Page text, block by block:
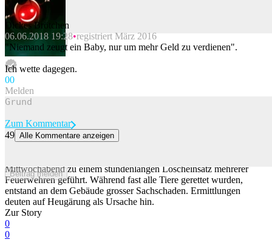
Beitrag melden
Dickes Brötchen
06.06.2018 19:28 registriert März 2016
"Niemand zeugt ein Baby, nur um mehr Geld zu verdienen".
Ich wette dagegen.
00
Melden
Beitrag melden
Zum Kommentar
49 Alle Kommentare anzeigen
Mittwochabend zu einem stundenlangen Löscheinsatz mehrerer
Feuerwehren geführt. Während fast alle Tiere gerettet wurden,
entstand an dem Gebäude grosser Sachschaden. Ermittlungen
deuten auf Heugärung als Ursache hin.
Zur Story
0
0